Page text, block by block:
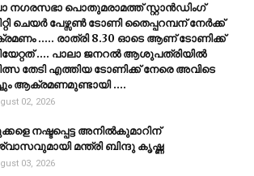
നഗരസഭാ പൊതുമരാമത്ത് സ്റ്റാൻഡിംഗ്
ചെയർ പേഴ്സൺ ടോണി തൈപ്പറമ്പന് നേർക്ക്
..... രാത്രി 8.30 ഓടെ ആണ് ടോണിക്ക്
.... പാലാ ജനറൽ ആശുപത്രിയിൽ
തേടി എത്തിയ ടോണിക്ക് നേരെ അവിടെ
ആക്രമണമുണ്ടായി ....
02, 2026
നഷ്ടപ്പെട്ട അനിൽകുമാറിന്
മന്ത്രി ബിന്ദു കൃഷ്ണ
03, 2026